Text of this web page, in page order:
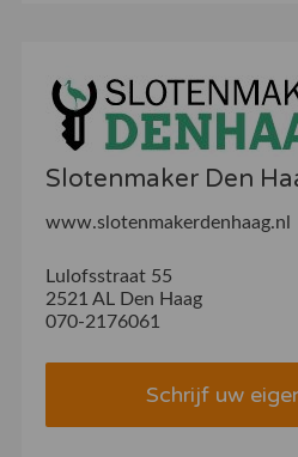
Slotenmaker Den
www.slotenmakerdenhaag.nl
Lulofsstraat 55
2521 AL Den Haag
070-2176061
Schrijf uw